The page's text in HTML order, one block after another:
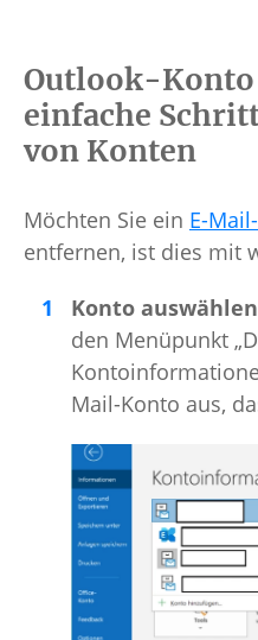
Outlook-Konto
einfache
von Konten
Möchten Sie ein E-
entfernen, ist dies mit
Konto
den Menüpunkt
Mail-Konto aus,